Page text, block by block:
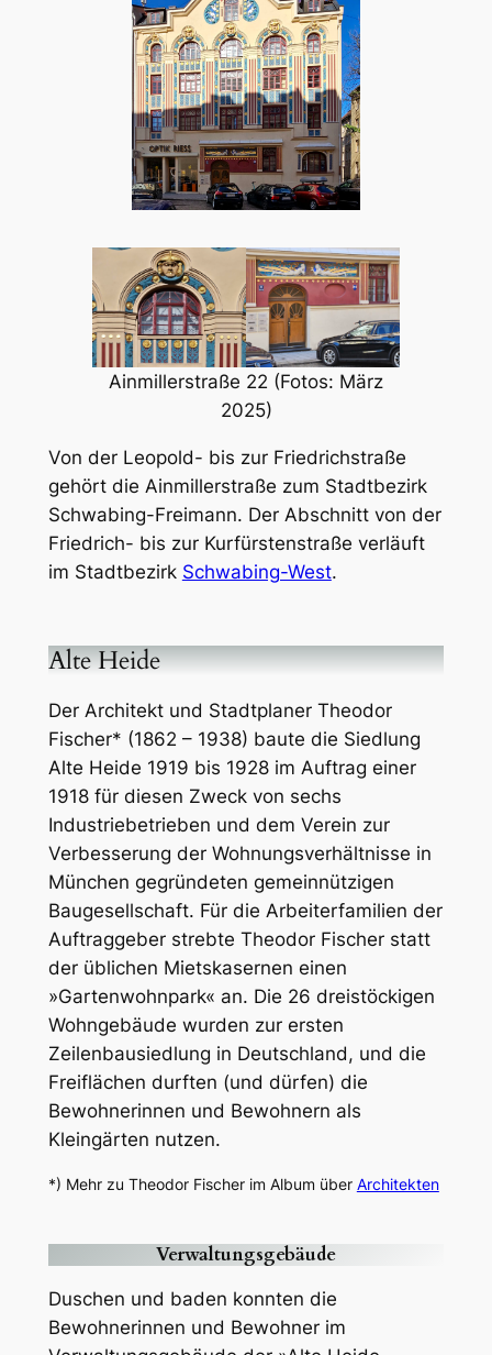
Ainmillerstraße 22 (Fotos: März
2025)
Von der Leopold- bis zur Friedrichstraße
gehört die Ainmillerstraße zum Stadtbezirk
Schwabing-Freimann. Der Abschnitt von der
Friedrich- bis zur Kurfürstenstraße verläuft
im Stadtbezirk Schwabing-West.
Alte Heide
Der Architekt und Stadtplaner Theodor
Fischer* (1862 – 1938) baute die Siedlung
Alte Heide 1919 bis 1928 im Auftrag einer
1918 für diesen Zweck von sechs
Industriebetrieben und dem Verein zur
Verbesserung der Wohnungsverhältnisse in
München gegründeten gemeinnützigen
Baugesellschaft. Für die Arbeiterfamilien der
Auftraggeber strebte Theodor Fischer statt
der üblichen Mietskasernen einen
»Gartenwohnpark« an. Die 26 dreistöckigen
Wohngebäude wurden zur ersten
Zeilenbausiedlung in Deutschland, und die
Freiflächen durften (und dürfen) die
Bewohnerinnen und Bewohnern als
Kleingärten nutzen.
*) Mehr zu Theodor Fischer im Album über Architekten
Verwaltungsgebäude
Duschen und baden konnten die
Bewohnerinnen und Bewohner im